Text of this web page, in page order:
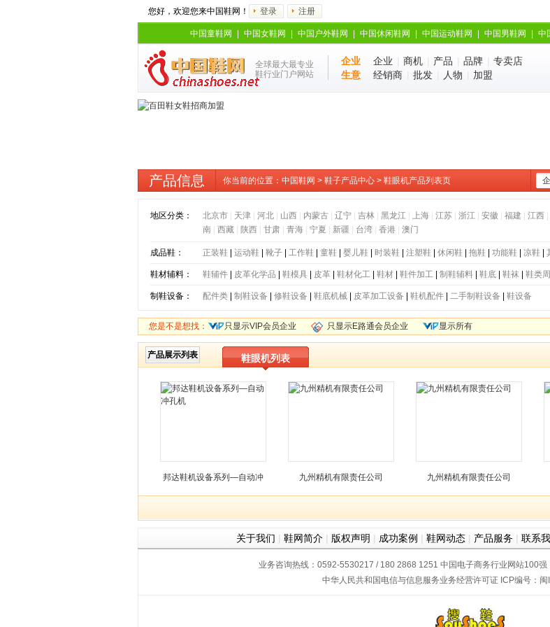
您好，欢迎您来中国鞋网！ 登录 注册
中国童鞋网 中国女鞋网 中国户外鞋网 中国休闲鞋网 中国运动鞋网 中国男鞋网 中
全球最大最专业
鞋行业门户网站
企业
生意
企业 商机 产品 品牌
专卖店
经销商
批发 人物 加盟
产品信息 你当前的位置： 中国鞋网 > 鞋子产品中心 > 鞋眼机产品列表页
地区分类： 北京市| 天津| 河北| 山西| 内蒙古| 辽宁| 吉林| 黑龙江 上海| 江苏| 浙江 安徽| 福建 江西|
南| 西藏| 陕西| 甘肃| 青海| 宁夏 新疆 台湾| 香港| 澳门
成品鞋： 正装鞋| 运动鞋| 靴子| 工作鞋| 童鞋| 婴儿鞋| 时装鞋| 注塑鞋| 休闲鞋| 拖鞋| 功能鞋| 凉鞋|
鞋材辅料： 鞋辅件| 皮革化学品 鞋模具 皮革| 鞋材化工| 鞋材| 鞋件加工| 制鞋辅料| 鞋底| 鞋袜| 鞋类
制鞋设备： 配件类| 制鞋设备 修鞋设备 鞋底机械| 皮革加工设备 鞋机配件| 二手制鞋设备 鞋设备
您是不是想找： 只显示VIP会员企业 只显示E路通会员企业 显示所有
产品展示列表 鞋眼机列表
邦达鞋机设备系列—自动冲 九州精机有限责任公司 九州精机有限责任公司
关于我们 | 鞋网简介 | 版权声明 | 成功案例 | 鞋网动态 | 产品服务 | 联系
业务咨询热线：0592-5530217 / 180 2868 1251 中国电子商务行业网站100强
中华人民共和国电信与信息服务业务经营许可证ICP编号：